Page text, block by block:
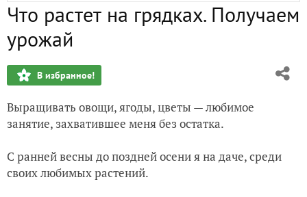
Астры, георгины, гладиолусы - цветы моего детства
Клуб путешественников, или Наша поездка в Урумчи
Клуб путешественников, или Наша поездка в Урумчи
Мне дарят подарки "для дачи"
Что растет на грядках. Получаем
урожай
В избранное!
Выращивать овощи, ягоды, цветы — любимое
занятие, захватившее меня без остатка.
С ранней весны до поздней осени я на даче, среди
своих любимых растений.